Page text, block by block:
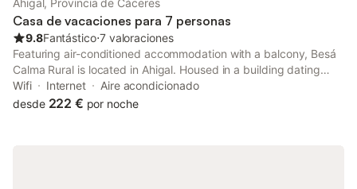
Ahigal, Provincia de Cáceres
Casa de vacaciones para 7 personas
9.8Fantástico⋅7 valoraciones
Featuring air-conditioned accommodation with a balcony, Besá
Calma Rural is located in Ahigal. Housed in a building dating
from 2008, this holiday home is 28 km from Plaza Mayor and 47
km from Las Batuecas Natural Park.
Wifi Internet
Aire acondicionado
desde 222 € por noche